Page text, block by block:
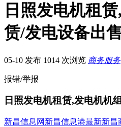
日照发电机租
赁/发电设备出售
05-10 发布 1014 次浏览 商务服务
报错/举报
日照发电机租赁,发电机机
新昌信息网 新昌信息港最新新昌